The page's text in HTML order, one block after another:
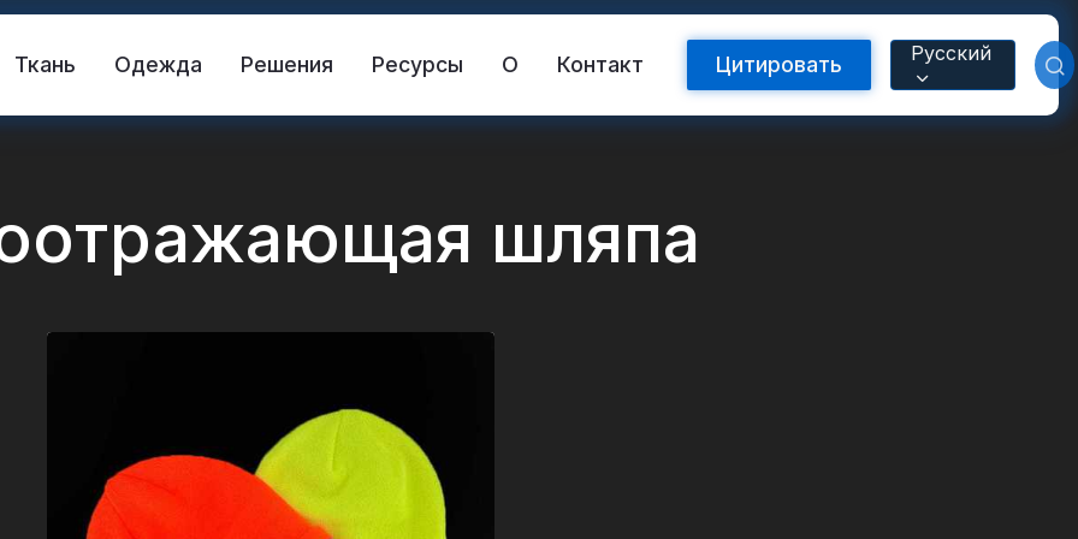
Ткань Одежда Решения Ресурсы О Контакт Цитировать Русский
Спасательный жилет
материал Светоотражающий винил с теплопередачей
шляпа